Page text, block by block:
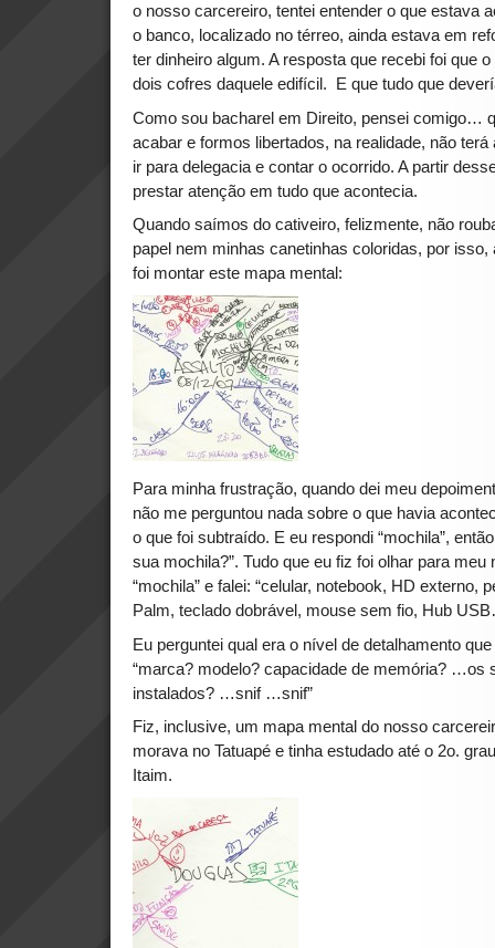
o nosso carcereiro, tentei entender o que estava
o banco, localizado no térreo, ainda estava em
ter dinheiro algum. A resposta que recebi foi que
dois cofres daquele edifícil. E que tudo que
Como sou bacharel em Direito, pensei comigo…
acabar e formos libertados, na realidade, não
ir para delegacia e contar o ocorrido. A partir
prestar atenção em tudo que acontecia.
Quando saímos do cativeiro, felizmente, não
papel nem minhas canetinhas coloridas, por
foi montar este mapa mental:
Para minha frustração, quando dei meu
não me perguntou nada sobre o que havia
o que foi subtraído. E eu respondi “mochila”,
sua mochila?”. Tudo que eu fiz foi olhar para
“mochila” e falei: “celular, notebook, HD externo,
Palm, teclado dobrável, mouse sem fio, Hub
Eu perguntei qual era o nível de detalhamento
“marca? modelo? capacidade de memória? …os
instalados? …snif …snif”
Fiz, inclusive, um mapa mental do nosso
morava no Tatuapé e tinha estudado até o 2o.
Itaim.